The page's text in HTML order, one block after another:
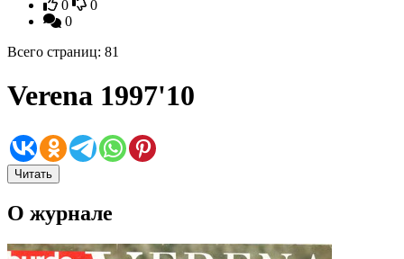
0
0
0
Всего страниц: 81
Verena 1997'10
Читать
О журнале